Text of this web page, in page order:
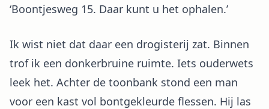
‘Boontjesweg 15. Daar kunt u het ophalen.’
Ik wist niet dat daar een drogisterij zat. Binnen
trof ik een donkerbruine ruimte. Iets ouderwets
leek het. Achter de toonbank stond een man
voor een kast vol bontgekleurde flessen. Hij las